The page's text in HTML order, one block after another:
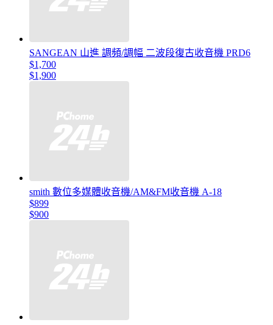
SANGEAN 山進 調頻/調幅 二波段復古收音機 PRD6
$1,700
$1,900
smith 數位多媒體收音機/AM&FM收音機 A-18
$899
$900